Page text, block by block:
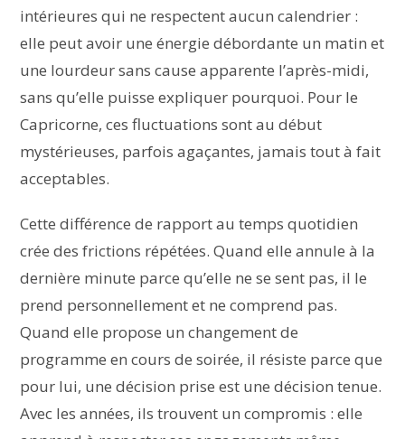
intérieures qui ne respectent aucun calendrier :
elle peut avoir une énergie débordante un matin et
une lourdeur sans cause apparente l’après-midi,
sans qu’elle puisse expliquer pourquoi. Pour le
Capricorne, ces fluctuations sont au début
mystérieuses, parfois agaçantes, jamais tout à fait
acceptables.
Cette différence de rapport au temps quotidien
crée des frictions répétées. Quand elle annule à la
dernière minute parce qu’elle ne se sent pas, il le
prend personnellement et ne comprend pas.
Quand elle propose un changement de
programme en cours de soirée, il résiste parce que
pour lui, une décision prise est une décision tenue.
Avec les années, ils trouvent un compromis : elle